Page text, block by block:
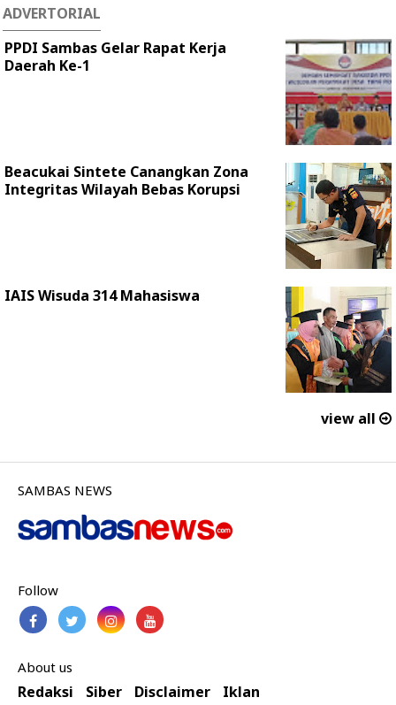
ADVERTORIAL
PPDI Sambas Gelar Rapat Kerja
Daerah Ke-1
Beacukai Sintete Canangkan Zona
Integritas Wilayah Bebas Korupsi
IAIS Wisuda 314 Mahasiswa
view all
SAMBAS NEWS
Follow
About us
Redaksi Siber Disclaimer Iklan